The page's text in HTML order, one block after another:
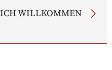
WILLKOMMEN